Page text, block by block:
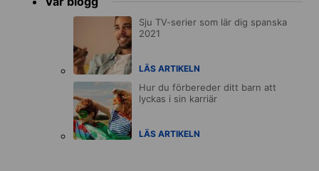
Sju TV-serier som lär dig spanska
2021
LÄS ARTIKELN
Hur du förbereder ditt barn att
lyckas i sin karriär
LÄS ARTIKELN